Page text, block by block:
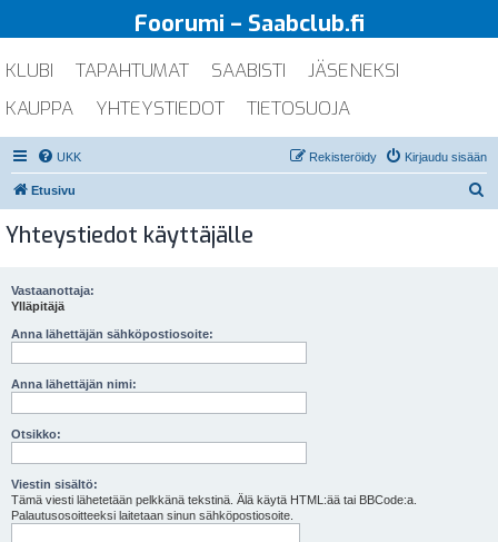
Foorumi – Saabclub.fi
KLUBI TAPAHTUMAT SAABISTI
JÄSENEKSI
KAUPPA
YHTEYSTIEDOT TIETOSUOJA
UKK Kirjaudu sisään
Rekisteröidy
Etusivu
Yhteystiedot käyttäjälle
Vastaanottaja:
Ylläpitäjä
Anna lähettäjän sähköpostiosoite:
Anna lähettäjän nimi:
Otsikko:
Viestin sisältö:
Tämä viesti lähetetään pelkkänä tekstinä. Älä käytä HTML:ää tai BBCode:a.
Palautusosoitteeksi laitetaan sinun sähköpostiosoite.